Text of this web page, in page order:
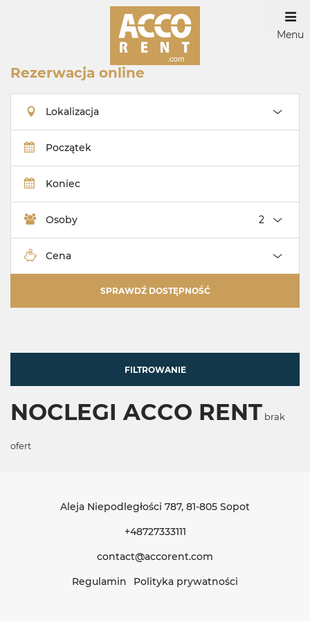
Menu
Rezerwacja online
Lokalizacja
Początek
Koniec
Osoby
Cena
SPRAWDŹ DOSTĘPNOŚĆ
FILTROWANIE
NOCLEGI ACCO RENT brak
ofert
Aleja Niepodległości 787, 81-805 Sopot
+48727333111
contact@accorent.com
Regulamin
Polityka prywatności